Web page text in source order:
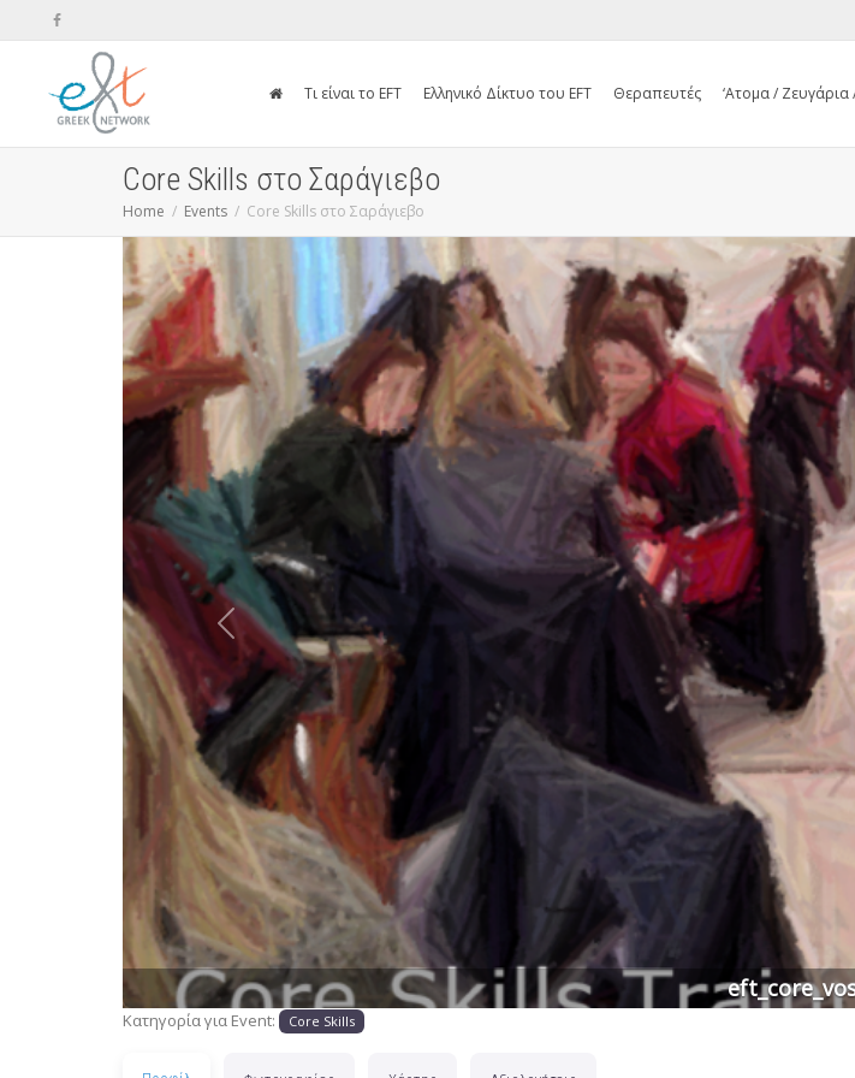
Τι είναι το EFT Ελληνικό Δίκτυο του EFT Θεραπευτές ‘Ατομα / Ζευγάρια
Core Skills στο Σαράγιεβο
Home Events Core Skills στο Σαράγιεβο
Προηγούμενο
Κατηγορία για Event: Core Skills